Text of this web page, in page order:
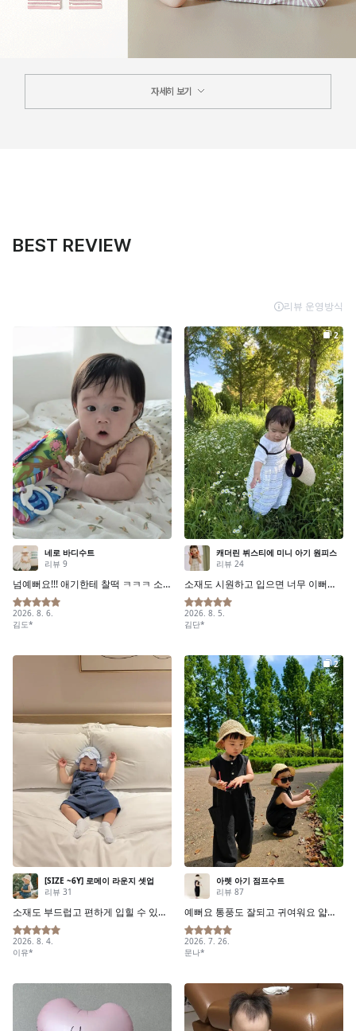
자세히 보기
BEST REVIEW